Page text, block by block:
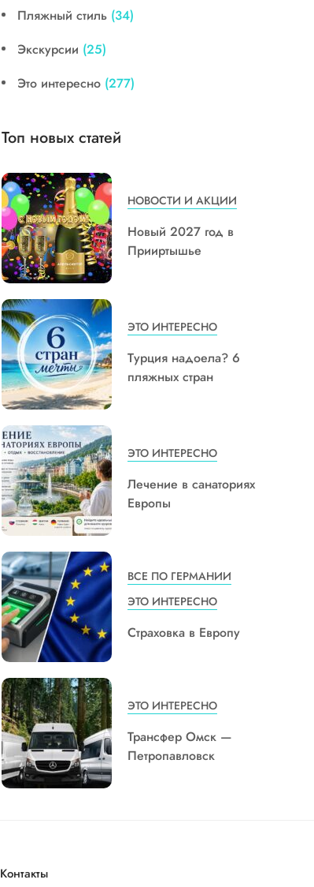
Пляжный стиль (34)
Экскурсии (25)
Это интересно (277)
Топ новых статей
НОВОСТИ И АКЦИИ
Новый 2027 год в
Прииртышье
ЭТО ИНТЕРЕСНО
Турция надоела? 6
пляжных стран
ЭТО ИНТЕРЕСНО
Лечение в санаториях
Европы
ВСЕ ПО ГЕРМАНИИ
ЭТО ИНТЕРЕСНО
Страховка в Европу
ЭТО ИНТЕРЕСНО
Трансфер Омск —
Петропавловск
Контакты